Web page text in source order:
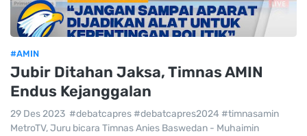
#AMIN
Jubir Ditahan Jaksa, Timnas AMIN
Endus Kejanggalan
29 Des 2023 #debatcapres #debatcapres2024 #timnasamin
MetroTV, Juru bicara Timnas Anies Baswedan - Muhaimin